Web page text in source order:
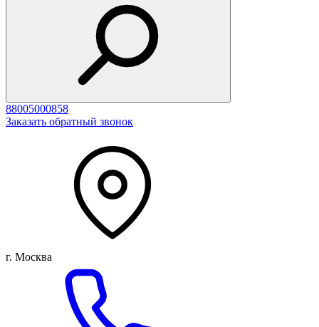
88005000858
Заказать обратный звонок
г. Москва